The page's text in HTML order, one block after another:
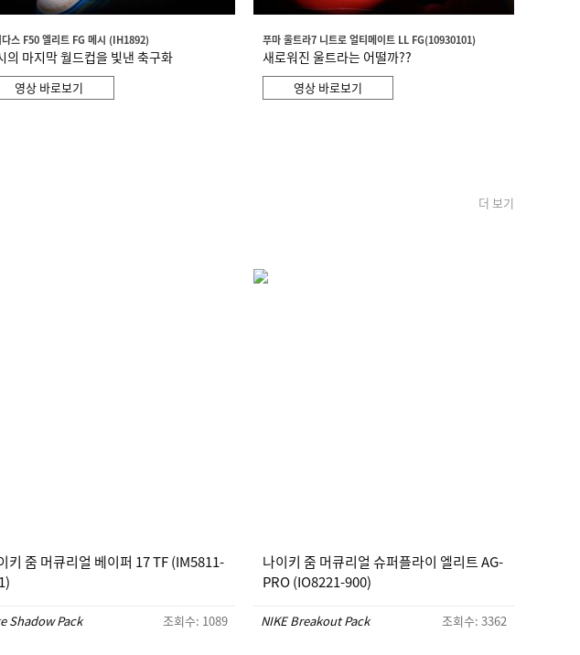
스 F50 엘리트 FG 메시 (IH1892)
의 마지막 월드컵을 빛낸 축구화
영상 바로보기
푸마 울트라7 니트로 얼티메이트 LL FG(10930101)
새로워진 울트라는 어떨까??
영상 바로보기
더 보기
키 줌 머큐리얼 베이퍼 17 TF (IM5811-
Shadow Pack 조회수: 1089
나이키 줌 머큐리얼 슈퍼플라이 엘리트 AG-
PRO (IO8221-900)
NIKE Breakout Pack 조회수: 3362